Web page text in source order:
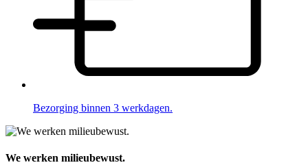
Bezorging binnen 3 werkdagen.
We werken milieubewust.